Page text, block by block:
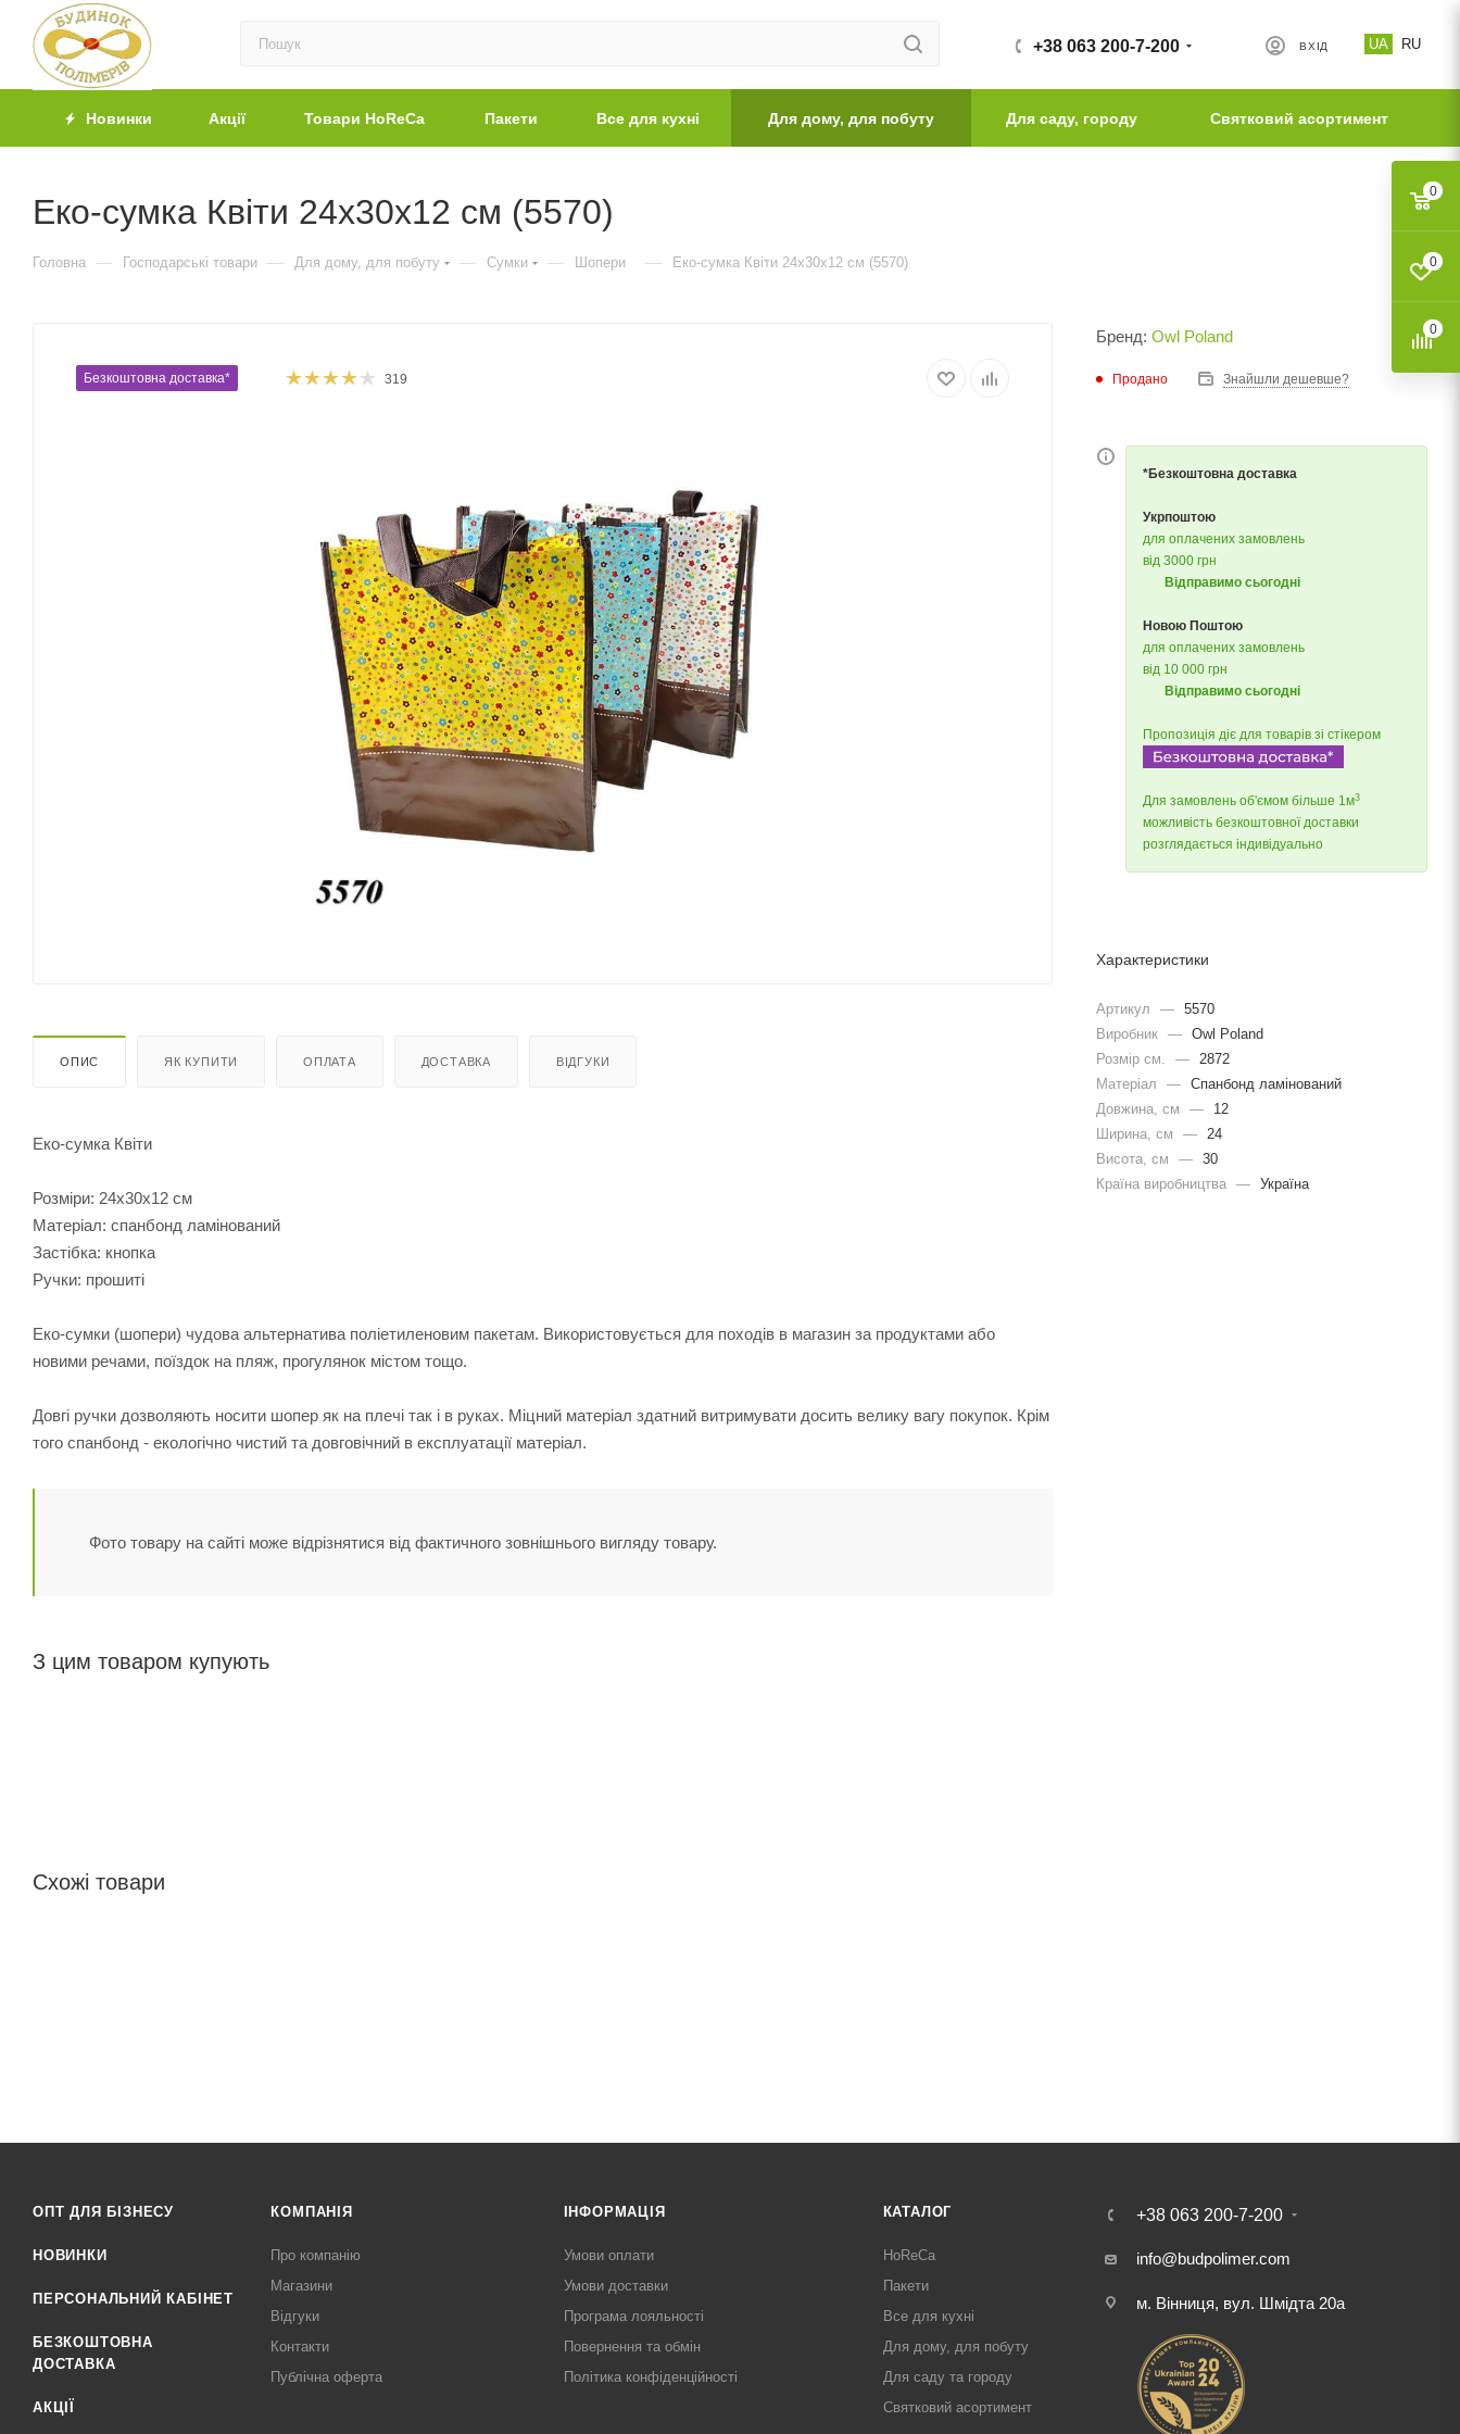
UA RU
ВХІД
+38 063 200-7-200
Новинки Акції Товари HoReCa Пакети Все для кухні Для дому, для побуту Для саду, городу Святковий асортимент
Еко-сумка Квіти 24х30х12 см (5570)
Головна — Господарські товари — Для дому, для побуту — Сумки — Шопери — Еко-сумка Квіти 24х30х12 см (5570)
Безкоштовна доставка* 319
ОПИС ЯК КУПИТИ ОПЛАТА ДОСТАВКА ВІДГУКИ
Еко-сумка Квіти
Розміри: 24х30х12 см
Матеріал: спанбонд ламінований
Застібка: кнопка
Ручки: прошиті
Еко-сумки (шопери) чудова альтернатива поліетиленовим пакетам. Використовується для походів в магазин за продуктами або
новими речами, поїздок на пляж, прогулянок містом тощо.
Довгі ручки дозволяють носити шопер як на плечі так і в руках. Міцний матеріал здатний витримувати досить велику вагу покупок. Крім
того спанбонд - екологічно чистий та довговічний в експлуатації матеріал.
Фото товару на сайті може відрізнятися від фактичного зовнішнього вигляду товару.
З цим товаром купують
Схожі товари
Бренд: Owl Poland
Продано Знайшли дешевше?
*Безкоштовна доставка
Укрпоштою
для оплачених замовлень
від 3000 грн
Відправимо сьогодні
Новою Поштою
для оплачених замовлень
від 10 000 грн
Відправимо сьогодні
Пропозиція діє для товарів зі стікером
Для замовлень об'ємом більше 1м3
можливість безкоштовної доставки
розглядається індивідуально
Характеристики
Артикул — 5570
Виробник — Owl Poland
Розмір см.
—
2872
Матеріал
— Спанбонд ламінований
Довжина, cм
—
12
Ширина, cм
—
24
Висота, см
— 30
Країна виробництва — Україна
ОПТ ДЛЯ БІЗНЕСУ
НОВИНКИ
ПЕРСОНАЛЬНИЙ КАБІНЕТ
БЕЗКОШТОВНА
ДОСТАВКА
АКЦІЇ
КОМПАНІЯ
Про компанію
Магазини
Відгуки
Контакти
Публічна оферта
ІНФОРМАЦІЯ
Умови оплати
Умови доставки
Програма лояльності
Повернення та обмін
Політика конфіденційності
КАТАЛОГ
HoReCa
Пакети
Все для кухні
Для дому, для побуту
Для саду та городу
Святковий асортимент
+38 063 200-7-200
info@budpolimer.com
м. Вінниця, вул. Шмідта 20а
0
0
0